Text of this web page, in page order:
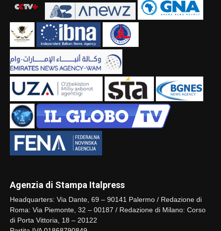
Agenzia di Stampa Italpress
Headquarters: Via Dante, 69 – 90141 Palermo / Redazione di
Roma: Via Piemonte, 32 – 00187 / Redazione di Milano: Corso
di Porta Vittoria, 18 – 20122